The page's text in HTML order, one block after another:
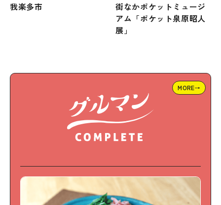
我楽多市
街なかポケットミュージ
アム「ポケット泉原昭人
展」
MORE→